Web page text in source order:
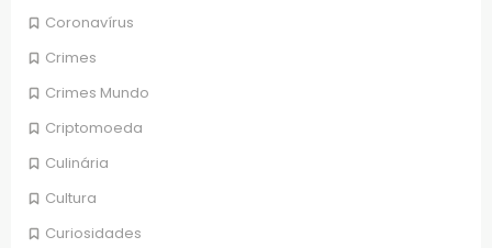
Coronavírus
Crimes
Crimes Mundo
Criptomoeda
Culinária
Cultura
Curiosidades